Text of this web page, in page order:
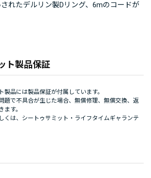
ト製品保証
製品には製品保証が付属しています。
題で不具合が生じた場合、無償修理、無償交換、返
ます。
くは、 シートゥサミット・ライフタイムギャランテ
れたデルリン製Dリング、6mのコードが